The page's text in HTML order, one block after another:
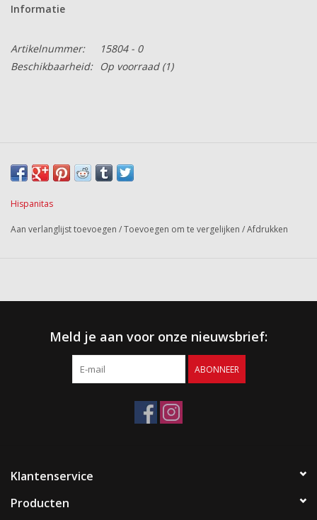
Informatie
Artikelnummer:
15804 - 0
Beschikbaarheid:
Op voorraad(1)
Hispanitas
Aan verlanglijst toevoegen /Toevoegen om te vergelijken /Afdrukken
Meld je aan voor onze nieuwsbrief:
ABONNEER
Klantenservice
Producten